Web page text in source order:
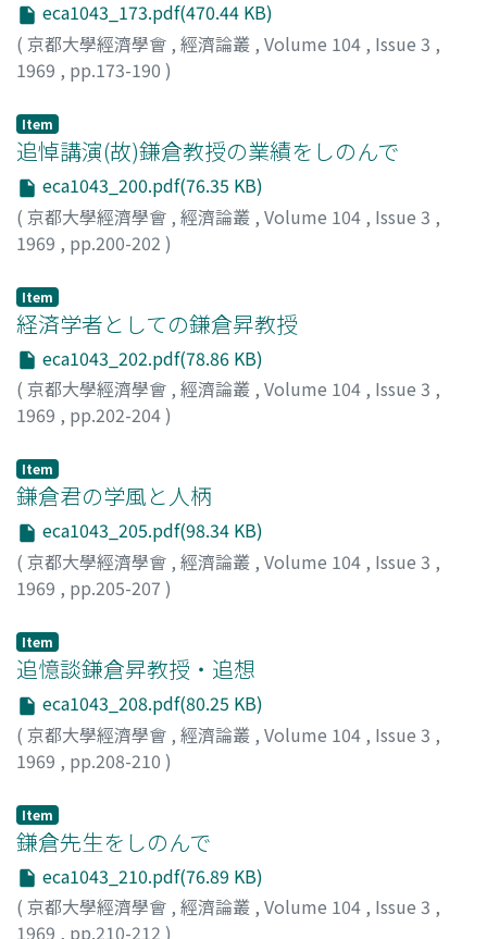
eca1043_173.pdf(470.44 KB)
( 京都大學經濟學會 , 經濟論叢 , Volume 104 , Issue 3 ,
1969 , pp.173-190 )
Item
追悼講演(故)鎌倉教授の業績をしのんで
eca1043_200.pdf(76.35 KB)
( 京都大學經濟學會 , 經濟論叢 , Volume 104 , Issue 3 ,
1969 , pp.200-202 )
Item
経済学者としての鎌倉昇教授
eca1043_202.pdf(78.86 KB)
( 京都大學經濟學會 , 經濟論叢 , Volume 104 , Issue 3 ,
1969 , pp.202-204)
Item
鎌倉君の学風と人柄
eca1043_205.pdf(98.34 KB)
( 京都大學經濟學會 , 經濟論叢 , Volume 104 , Issue 3 ,
1969 , pp.205-207 )
Item
追憶談鎌倉昇教授・追想
eca1043_208.pdf(80.25 KB)
( 京都大學經濟學會 , 經濟論叢 , Volume 104 , Issue 3 ,
1969 , pp.208-210 )
Item
鎌倉先生をしのんで
eca1043_210.pdf(76.89 KB)
( 京都大學經濟學會 , 經濟論叢 , Volume 104 , Issue 3 ,
1969 , pp.210-212 )